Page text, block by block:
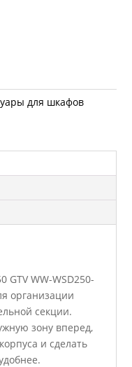
для шкафов
WW-WSD250-
организации
секции.
зону вперед,
и сделать